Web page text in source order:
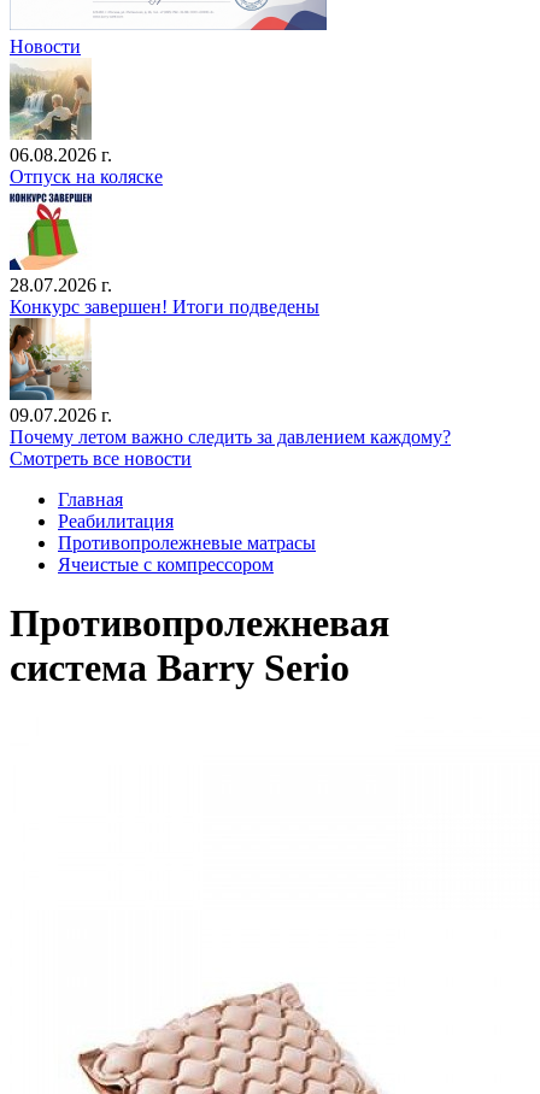
Новости
06.08.2026 г.
Отпуск на коляске
28.07.2026 г.
Конкурс завершен! Итоги подведены
09.07.2026 г.
Почему летом важно следить за давлением каждому?
Смотреть все новости
Главная
Реабилитация
Противопролежневые матрасы
Ячеистые с компрессором
Противопролежневая
система Barry Serio